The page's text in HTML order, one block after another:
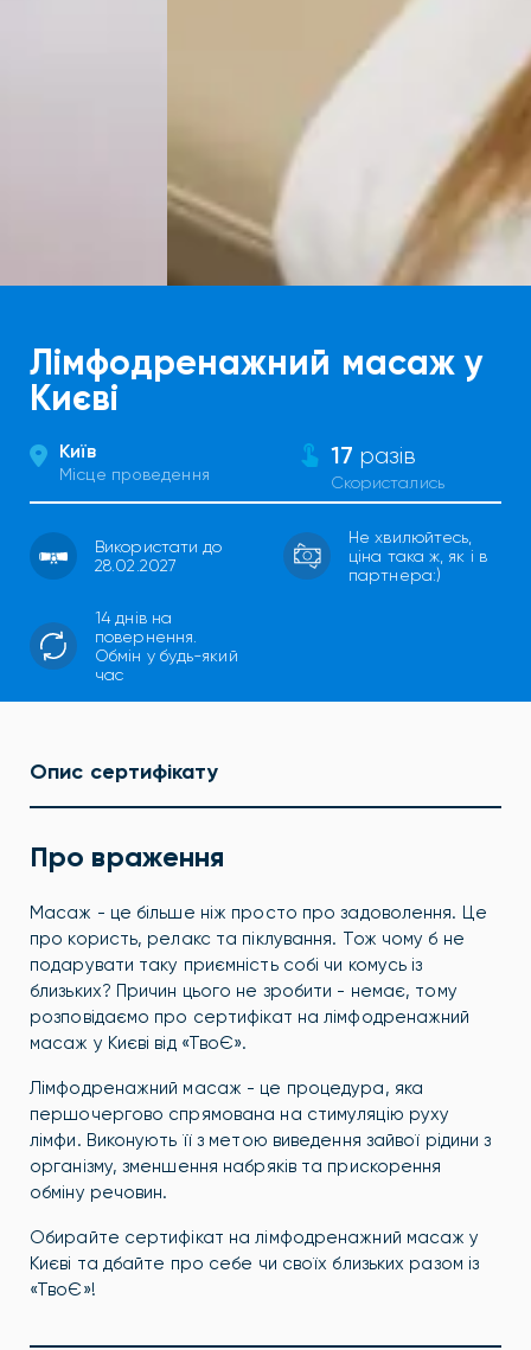
Лімфодренажний масаж у
Києві
Київ
Місце проведення
17 разів
Скористались
Використати до
28.02.2027
Не хвилюйтесь,
ціна така ж, як і в
партнера:)
14 днів на
повернення.
Обмін у будь-який
час
Опис сертифікату
Про враження
Масаж - це більше ніж просто про задоволення. Це
про користь, релакс та піклування. Тож чому б не
подарувати таку приємність собі чи комусь із
близьких? Причин цього не зробити - немає, тому
розповідаємо про сертифікат на лімфодренажний
масаж у Києві від «ТвоЄ».
Лімфодренажний масаж - це процедура, яка
першочергово спрямована на стимуляцію руху
лімфи. Виконують її з метою виведення зайвої рідини з
організму, зменшення набряків та прискорення
обміну речовин.
Обирайте сертифікат на лімфодренажний масаж у
Києві та дбайте про себе чи своїх близьких разом із
«ТвоЄ»!